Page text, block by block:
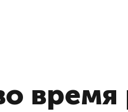
время